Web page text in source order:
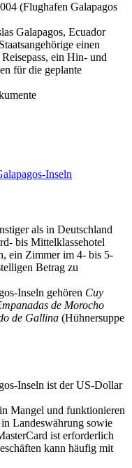
(Flughafen Galapagos
Galapagos, Ecuador
einen
ein Hin- und
für die geplante
Inseln
als in Deutschland
bis Mittelklassehotel
ein Zimmer im 4- bis 5-
Betrag zu
Inseln gehören Cuy
de Morocho
de Gallina (Hühnersuppe
Inseln ist der US-Dollar
Mangel und funktionieren
Landeswährung sowie
ist erforderlich
kann häufig mit